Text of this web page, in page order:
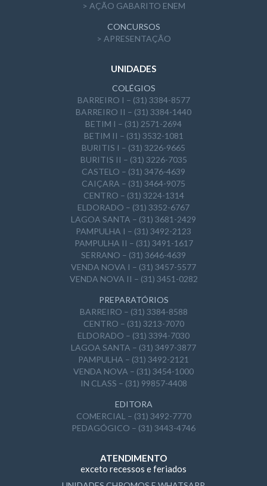
> AÇÃO GABARITO ENEM
CONCURSOS
> APRESENTAÇÃO
UNIDADES
COLÉGIOS
BARREIRO I – (31) 3384-8577
BARREIRO II – (31) 3384-1440
BETIM I – (31) 2571-2694
BETIM II – (31) 3532-1081
BURITIS I – (31) 3226-9665
BURITIS II – (31) 3226-7035
CASTELO – (31) 3476-4639
CAIÇARA – (31) 3464-9075
CENTRO – (31) 3224-1314
ELDORADO – (31) 3352-6767
LAGOA SANTA – (31) 3681-2429
PAMPULHA I – (31) 3492-2123
PAMPULHA II – (31) 3491-1617
SERRANO – (31) 3646-4639
VENDA NOVA I – (31) 3457-5577
VENDA NOVA II – (31) 3451-0282
PREPARATÓRIOS
BARREIRO – (31) 3384-8588
CENTRO – (31) 3213-7070
ELDORADO – (31) 3394-7030
LAGOA SANTA – (31) 3497-3877
PAMPULHA – (31) 3492-2121
VENDA NOVA – (31) 3454-1000
IN CLASS – (31) 99857-4408
EDITORA
COMERCIAL – (31) 3492-7770
PEDAGÓGICO – (31) 3443-4746
ATENDIMENTO
exceto recessos e feriados